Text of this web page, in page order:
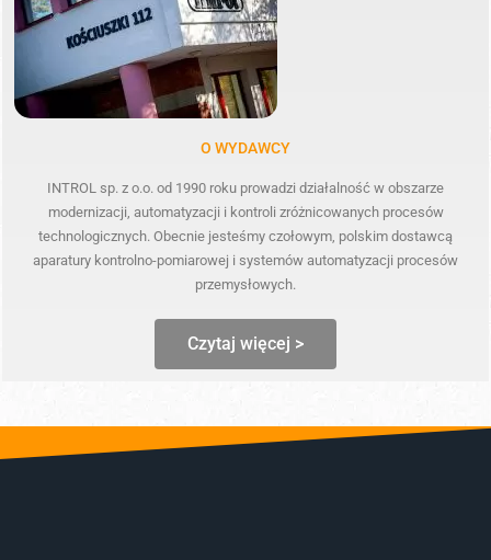
O WYDAWCY
INTROL sp. z o.o. od 1990 roku prowadzi działalność w obszarze
modernizacji, automatyzacji i kontroli zróżnicowanych procesów
technologicznych. Obecnie jesteśmy czołowym, polskim dostawcą
aparatury kontrolno-pomiarowej i systemów automatyzacji procesów
przemysłowych.
Czytaj więcej >